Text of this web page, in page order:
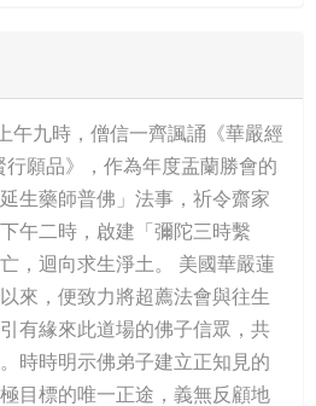
九時，僧信一齊諷誦《華嚴經
行願品》，作為年度盂蘭勝會的
生藥師普佛」法事，祈令齋家
午二時，啟建「彌陀三時繫
，迴向求生淨土。 美國華嚴蓮
來，便致力將超薦法會與往生
有緣來此道場的佛子信眾，共
時時明示佛弟子建立正知見的
目標的唯一正途，義無反顧地